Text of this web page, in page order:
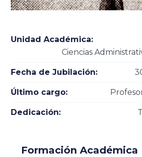
Unidad Académica:
Ciencias
Fecha de Jubilación:
Último cargo:
Dedicación:
Formación Académica